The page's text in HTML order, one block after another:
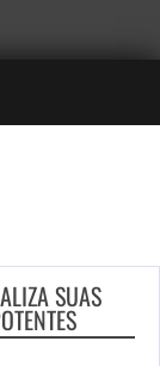
SUAS